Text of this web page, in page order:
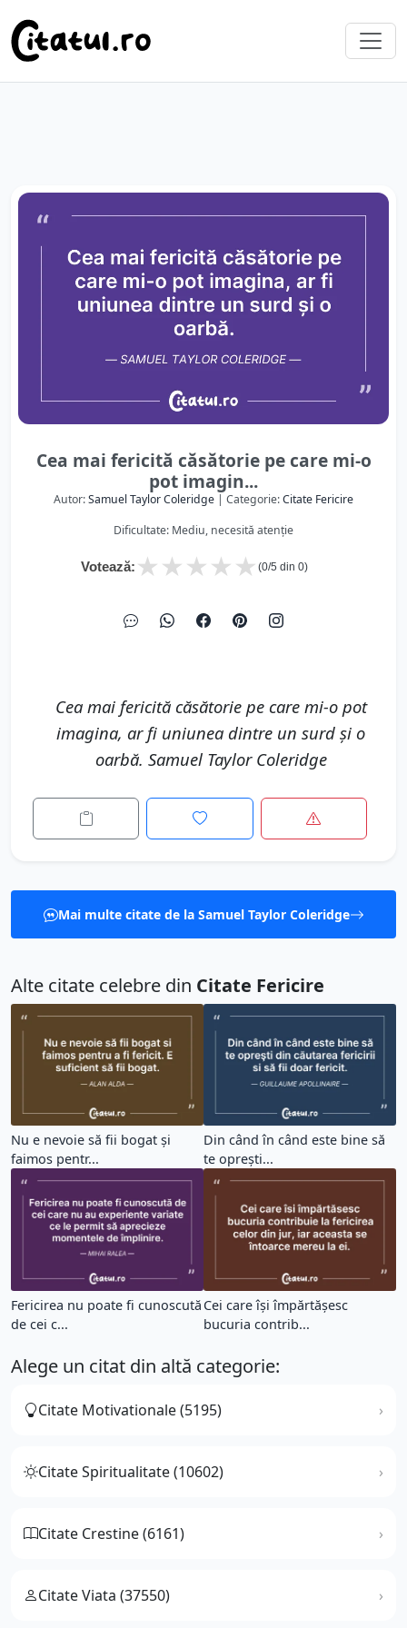
Cea mai fericită căsătorie pe care mi-o
pot imagin...
Autor:Samuel Taylor Coleridge | Categorie:Citate Fericire
Dificultate: Mediu, necesită atenție
Votează: ★
★
★
★
★ (0/5 din 0)
Cea mai fericită căsătorie pe care mi-o pot
imagina, ar fi uniunea dintre un surd și o
oarbă. Samuel Taylor Coleridge
Mai multe citate de la Samuel Taylor Coleridge
Alte citate celebre din Citate Fericire
Nu e nevoie să fii bogat și
faimos pentr...
Din când în când este bine să
te opreşti...
Fericirea nu poate fi cunoscută
de cei c...
Cei care își împărtășesc
bucuria contrib...
Alege un citat din altă categorie:
Citate Motivationale (5195)
Citate Spiritualitate (10602)
Citate Crestine (6161)
Citate Viata (37550)